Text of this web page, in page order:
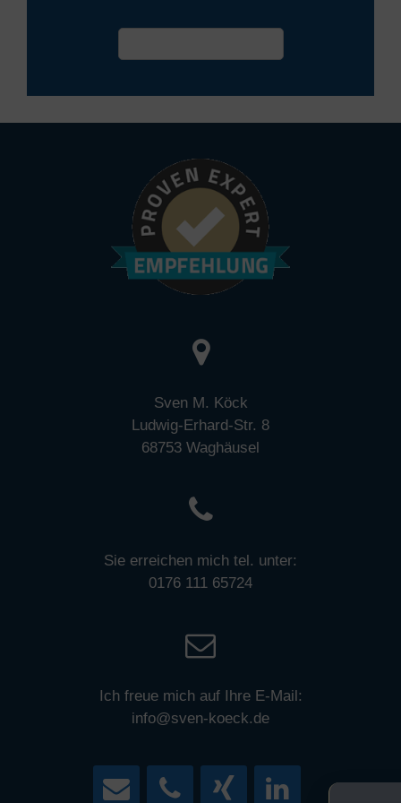
Sven M. Köck
Ludwig-Erhard-Str. 8
68753 Waghäusel
Sie erreichen mich tel. unter:
0176 111 65724
Ich freue mich auf Ihre E-Mail:
info@sven-koeck.de